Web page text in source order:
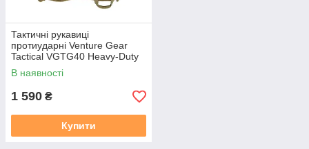
Тактичні рукавиці
протиударні Venture Gear
Tactical VGTG40 Heavy-Duty
Impact Operator, пісочні,
розмір S (7)
В наявності
1 590 ₴
Купити